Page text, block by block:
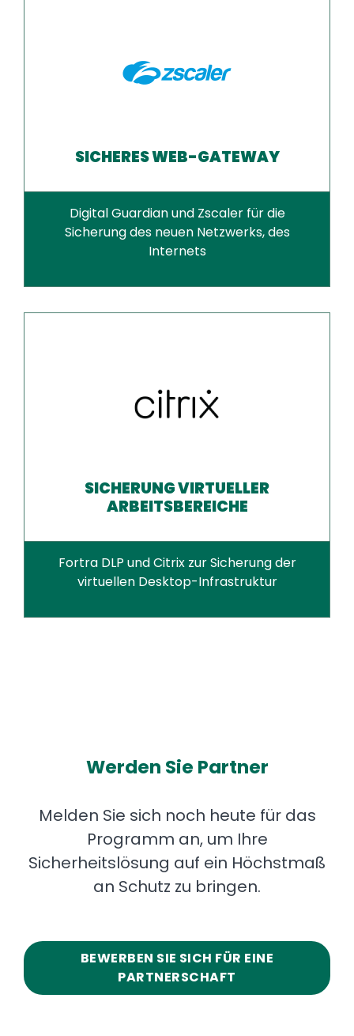
SICHERES WEB-GATEWAY
Digital Guardian und Zscaler für die
Sicherung des neuen Netzwerks, des
Internets
SICHERUNG VIRTUELLER
ARBEITSBEREICHE
Fortra DLP und Citrix zur Sicherung der
virtuellen Desktop-Infrastruktur
Werden Sie Partner
Melden Sie sich noch heute für das
Programm an, um Ihre
Sicherheitslösung auf ein Höchstmaß
an Schutz zu bringen.
BEWERBEN SIE SICH FÜR EINE
PARTNERSCHAFT